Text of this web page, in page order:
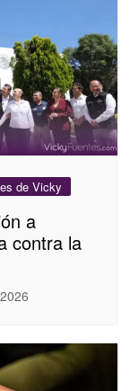
de Vicky
a
contra la